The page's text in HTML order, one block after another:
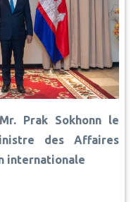
Prak Sokhonn le
des Affaires
internationale